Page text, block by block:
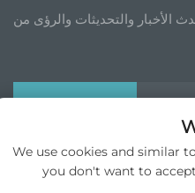
الأخبار والتحديثات والرؤى من
الدولية شركة المحدودة جميع الحقوق
We use cookies and similar
you don't want to